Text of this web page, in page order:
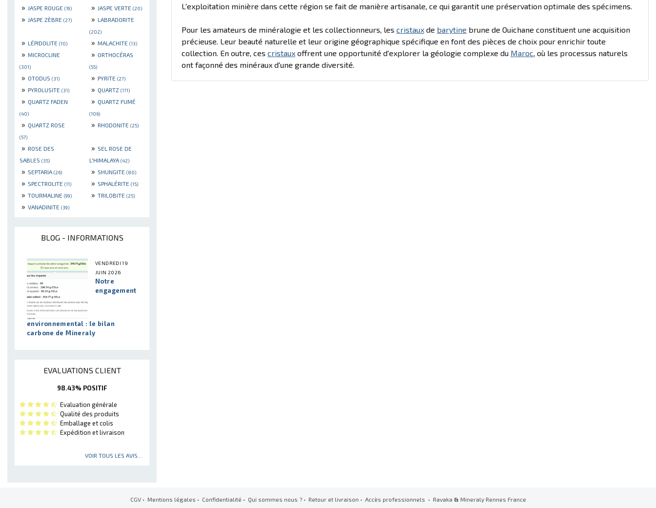
» JASPE ROUGE (19) » JASPE VERTE (20)
» JASPE ZÈBRE (27) » LABRADORITE
(202)
» LÉPIDOLITE (10) » MALACHITE (13)
» MICROCLINE
(301)
» ORTHOCÉRAS
(55)
» OTODUS (31) » PYRITE (27)
» PYROLUSITE (31) » QUARTZ (171)
» QUARTZ FADEN
(40)
» QUARTZ FUMÉ
(106)
» QUARTZ ROSE
(57)
» RHODONITE (25)
» ROSE DES
SABLES (35)
» SEL ROSE DE
L'HIMALAYA (42)
» SEPTARIA (26) » SHUNGITE (80)
» SPECTROLITE (11) » SPHALÉRITE (15)
» TOURMALINE (99) » TRILOBITE (25)
» VANADINITE (39)
BLOG - INFORMATIONS
VENDREDI 19
JUIN 2026
Notre
engagement
environnemental : le bilan
carbone de Mineraly
EVALUATIONS CLIENT
98.43% POSITIF
Evaluation générale
Qualité des produits
Emballage et colis
Expédition et livraison
VOIR TOUS LES AVIS...
L'exploitation minière dans cette région se fait de manière artisanale, ce qui garantit une préservation optimale des spécimens.
Pour les amateurs de minéralogie et les collectionneurs, les cristaux de barytine brune de Ouichane constituent une acquisition
précieuse. Leur beauté naturelle et leur origine géographique spécifique en font des pièces de choix pour enrichir toute
collection. En outre, ces cristaux offrent une opportunité d'explorer la géologie complexe du Maroc, où les processus naturels
ont façonné des minéraux d'une grande diversité.
CGV• Mentions légales • Confidentialité • Qui sommes nous ?• Retour et livraison • Accès professionnels • Ravaka & Mineraly Rennes France